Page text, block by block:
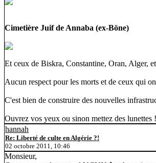
Cimetière Juif de Annaba (ex-Böne)
Et ceux de Biskra, Constantine, Oran, Alger,
Aucun respect pour les morts et de ceux qui
C'est bien de construire des nouvelles
Ouvrez vos yeux ou sinon mettez des lunettes !
hannah
Re: Liberté de culte en Algérie ?!
02 octobre 2011, 10:46
Monsieur,